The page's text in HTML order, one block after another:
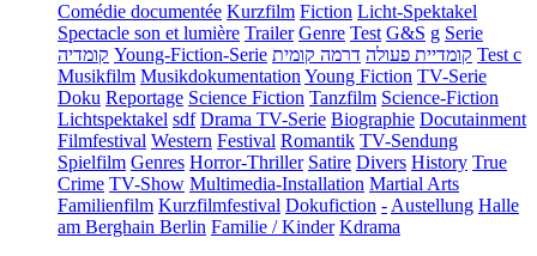
Comédie documentée Kurzfilm Fiction Licht-Spektakel
Spectacle son et lumière Trailer Genre Test G&S g Serie
קומדיה Young-Fiction-Serie קומדיית פעולה דרמה קומית
Test c
Musikfilm MusikdokumentationYoung Fiction TV-Serie
Doku Reportage Science Fiction Tanzfilm Science-Fiction
Lichtspektakel sdf Drama TV-Serie Biographie Docutainment
Filmfestival Western Festival Romantik TV-Sendung
Spielfilm Genres Horror-Thriller Satire Divers History True
Crime TV-Show Multimedia-Installation Martial Arts
Familienfilm Kurzfilmfestival Dokufiction -Austellung Halle
am Berghain Berlin Familie / Kinder Kdrama